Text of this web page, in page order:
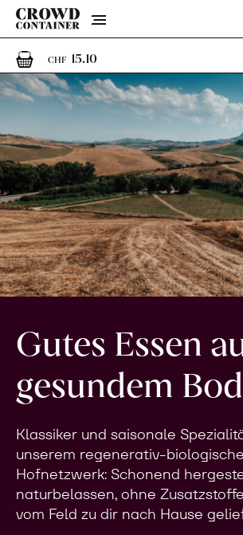
Menu
CHF 15.101 Artikel im
Gutes Essen
gesundem
Klassiker und saisonale
unserem regenerativ-
Hofnetzwerk: Schonend
naturbelassen, ohne
vom Feld zu dir nach Hause